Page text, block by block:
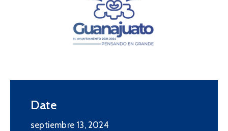
Date
septiembre 13, 2024